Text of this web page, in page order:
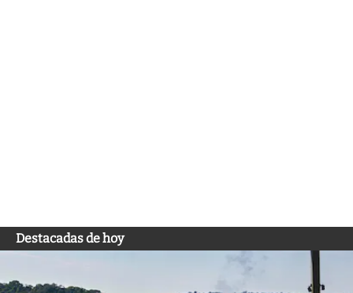
Destacadas de hoy